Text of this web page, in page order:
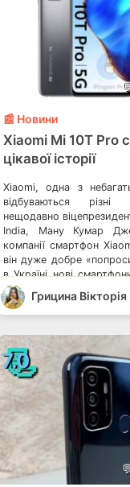
📰 Новини
Xiaomi Mi 10T Pro
цікавої історії
Xiaomi, одна з
відбуваються
нещодавно
India, Ману Кумар
компанії смартфон
він дуже добре
в Україні нові
для смартфонів
наступного року
флагмани […]
Грицина Вікторія
📃
7.0